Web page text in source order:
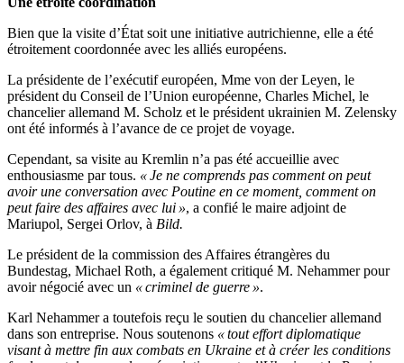
Bien que la visite d’État soit une initiative autrichienne, elle a été
étroitement coordonnée avec les alliés européens.
La présidente de l’exécutif européen, Mme von der Leyen, le
président du Conseil de l’Union européenne, Charles Michel, le
chancelier allemand M. Scholz et le président ukrainien M. Zelensky
ont été informés à l’avance de ce projet de voyage.
Cependant, sa visite au Kremlin n’a pas été accueillie avec
enthousiasme par tous. « Je ne comprends pas comment on peut
avoir une conversation avec Poutine en ce moment, comment on
peut faire des affaires avec lui », a confié le maire adjoint de
Mariupol, Sergei Orlov, à Bild.
Le président de la commission des Affaires étrangères du
Bundestag, Michael Roth, a également critiqué M. Nehammer pour
avoir négocié avec un « criminel de guerre ».
Karl Nehammer a toutefois reçu le soutien du chancelier allemand
dans son entreprise. Nous soutenons « tout effort diplomatique
visant à mettre fin aux combats en Ukraine et à créer les conditions